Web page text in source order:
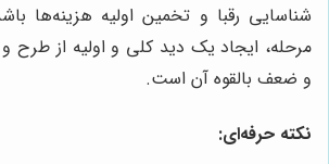
شناسایی رقبا و تخمین اولیه هزینه‌ها
مرحله، ایجاد یک دید کلی و اولیه از طرح
و ضعف بالقوه آن است.
نکته حرفه‌ای: